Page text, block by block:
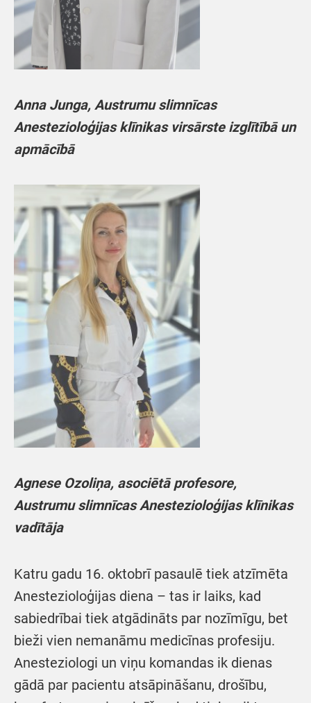
Anna Junga, Austrumu slimnīcas
Anestezioloģijas klīnikas virsārste izglītībā un
apmācībā
Agnese Ozoliņa, asociētā profesore,
Austrumu slimnīcas Anestezioloģijas klīnikas
vadītāja
Katru gadu 16. oktobrī pasaulē tiek atzīmēta
Anestezioloģijas diena – tas ir laiks, kad
sabiedrībai tiek atgādināts par nozīmīgu, bet
bieži vien nemanāmu medicīnas profesiju.
Anesteziologi un viņu komandas ik dienas
gādā par pacientu atsāpināšanu, drošību,